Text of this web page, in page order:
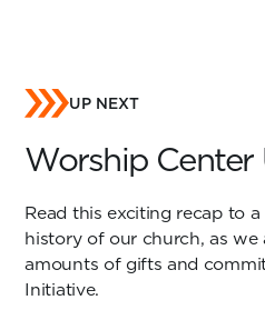
UP NEXT
Worship
Read this exciting recap to
history of our church, as
amounts of gifts and
Initiative.